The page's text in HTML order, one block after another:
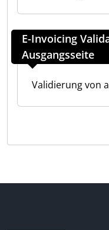
E-Invoicing
Ausgangsseite
Validierung von